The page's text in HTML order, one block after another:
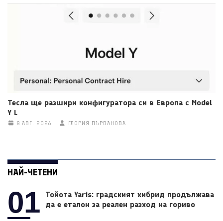
Тесла ще разшири конфигуратора си в Европа с Model
Y L
8 АВГ. 2026 ГЛОРИЯ ПЪРВАНОВА
НАЙ-ЧЕТЕНИ
01
Тойота Yaris: градският хибрид продължава
да е еталон за реален разход на гориво